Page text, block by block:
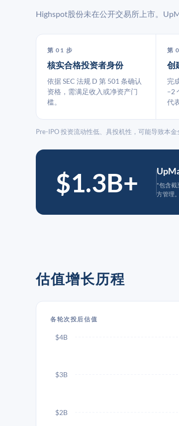
Highspot股份未在公开交易所上市。
第 01 步
核实合格投资者身份
依据 SEC 法规 D 第 501 条确认
资格，需满足收入或净资产门
槛。
第
创
完
–2
代
Pre-IPO 投资流动性低、具投机性，可能导致本金
$1.3B+
*包含截
方管理
估值增长历程
各轮次投后估值
$2B
$3B
$4B